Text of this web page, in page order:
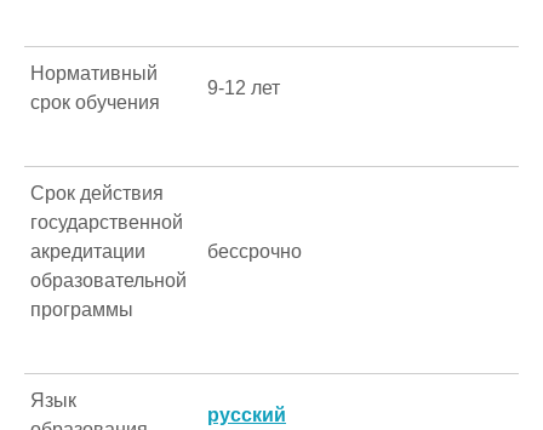
Нормативный
срок обучения
9-12 лет
Срок действия
государственной
акредитации
образовательной
программы
бессрочно
Язык
русский